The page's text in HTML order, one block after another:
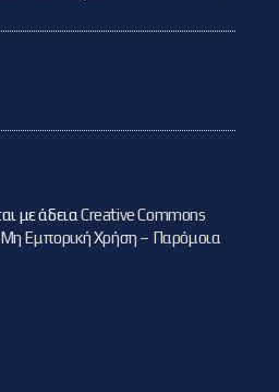
με άδειαCreative Commons
Εμπορική Χρήση – Παρόμοια